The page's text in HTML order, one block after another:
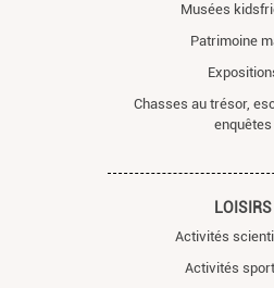
Musées
Patrimoine
Chasses au trésor,
enquêtes
LOISIRS
Activités
Activités